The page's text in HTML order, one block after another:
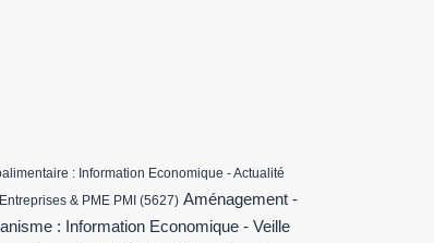
: Information Economique - Actualité
& PME PMI (5627) Aménagement -
: Information Economique - Veille